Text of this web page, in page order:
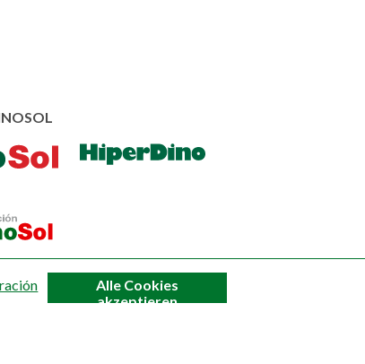
Alle Cookies
akzeptieren